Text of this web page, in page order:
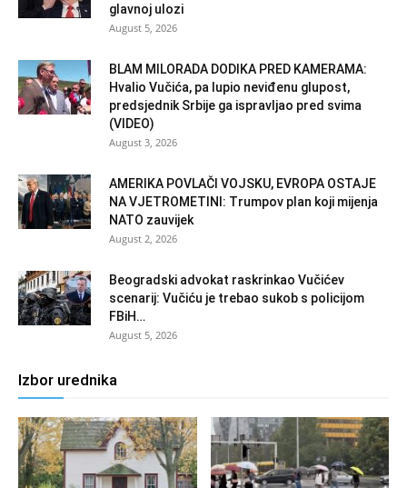
glavnoj ulozi
August 5, 2026
BLAM MILORADA DODIKA PRED KAMERAMA:
Hvalio Vučića, pa lupio neviđenu glupost,
predsjednik Srbije ga ispravljao pred svima
(VIDEO)
August 3, 2026
AMERIKA POVLAČI VOJSKU, EVROPA OSTAJE
NA VJETROMETINI: Trumpov plan koji mijenja
NATO zauvijek
August 2, 2026
Beogradski advokat raskrinkao Vučićev
scenarij: Vučiću je trebao sukob s policijom
FBiH…
August 5, 2026
Izbor urednika